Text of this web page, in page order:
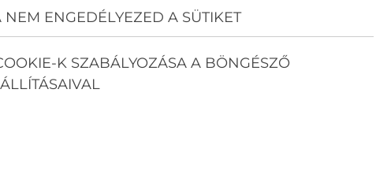
NEM ENGEDÉLYEZED A SÜTIKET
K SZABÁLYOZÁSA A BÖNGÉSZŐ